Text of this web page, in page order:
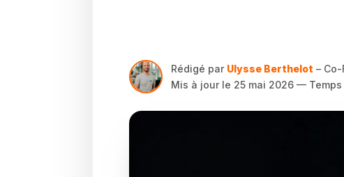
Rédigé par Ulysse Berthelot –
Mis à jour le 25 mai 2026 — Temps